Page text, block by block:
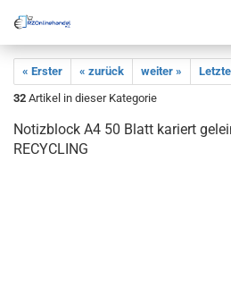
« Erster « zurück weiter »
32 Artikel in dieser Kategorie
Notizblock A4 50 Blatt kariert
RECYCLING